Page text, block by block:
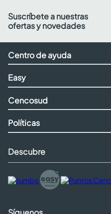
Suscríbete a nuestras
ofertas y novedades
Centro de ayuda
Easy
Cencosud
Políticas
Descubre